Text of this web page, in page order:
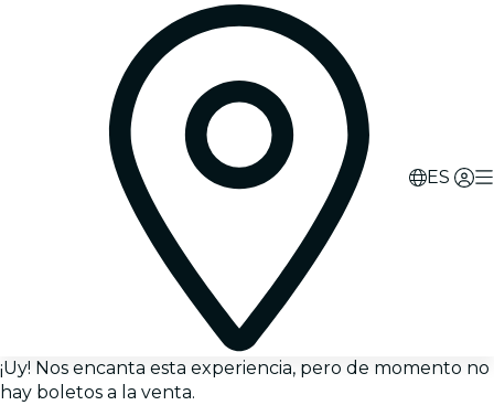
ES
¡Uy! Nos encanta esta experiencia, pero de momento no
hay boletos a la venta.